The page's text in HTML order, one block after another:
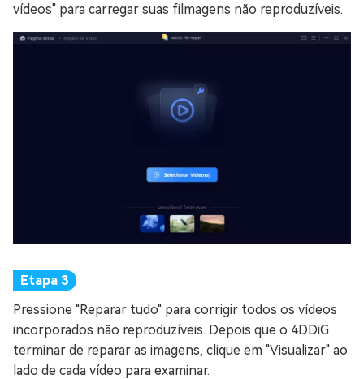
vídeos" para carregar suas filmagens não reproduzíveis.
Pressione "Reparar tudo" para corrigir todos os vídeos
incorporados não reproduzíveis. Depois que o 4DDiG
terminar de reparar as imagens, clique em "Visualizar" ao
lado de cada vídeo para examinar.